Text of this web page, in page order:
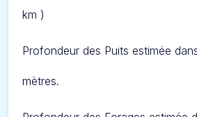
km )
Profondeur des Puits estimée
mètres.